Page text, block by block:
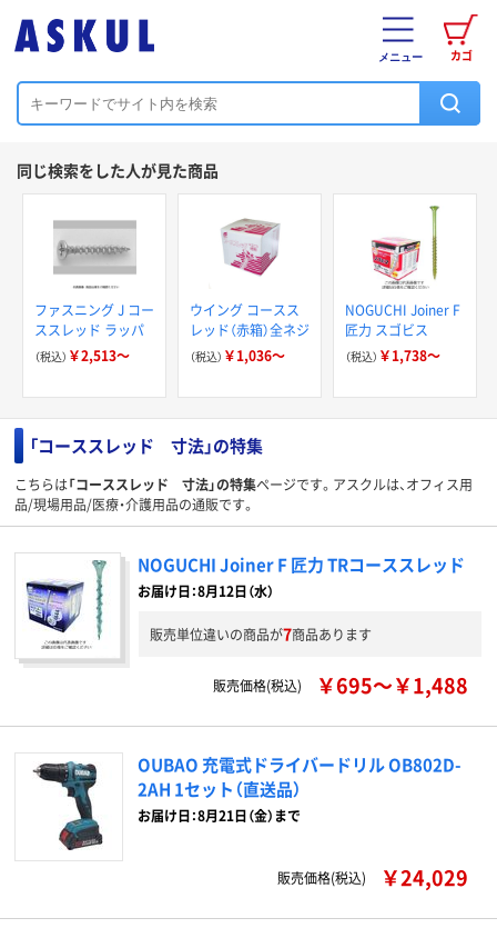
カゴ
メニュー
同じ検索をした人が見た商品
ファスニング J コー
ススレッド ラッパ
（税込） ￥2,513～
ウイング コースス
レッド（赤箱）全ネジ
（税込） ￥1,036～
NOGUCHI Joiner F
匠力 スゴビス
（税込） ￥1,738～
「コーススレッド 寸法」の特集
こちらは「コーススレッド 寸法」の特集ページです。アスクルは、オフィス用
品/現場用品/医療・介護用品の通販です。
NOGUCHI Joiner F 匠力 TRコーススレッド
お届け日：8月12日（水）
販売単位違いの商品が7商品あります
販売価格(税込) ￥695～￥1,488
OUBAO 充電式ドライバードリル OB802D-
2AH 1セット（直送品）
お届け日：8月21日（金）まで
販売価格(税込) ￥24,029